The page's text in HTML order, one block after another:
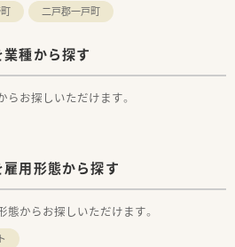
二戸郡一戸町
種から探す
お探しいただけます。
用形態から探す
からお探しいただけます。